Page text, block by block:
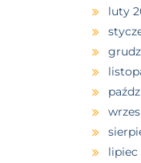
luty
lipiec